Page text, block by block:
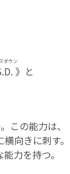
ダウン
》と
この能力は、
向きに刺す。
力を持つ。